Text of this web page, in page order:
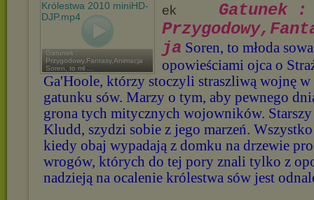
Gatunek :
Przygodowy,Fantasy,Animacja
Soren, to mł ...
Gatunek :
ja Soren, to młoda
opowieściami ojca o
Ga'Hoole, którzy stoczyli straszliwą wojnę w
gatunku sów. Marzy o tym, aby pewnego
grona tych mitycznych wojowników. Starszy
Kludd, szydzi sobie z jego marzeń.
kiedy obaj wypadają z domku na drzewie
wrogów, których do tej pory znali tylko z
nadzieją na ocalenie królestwa sów jest